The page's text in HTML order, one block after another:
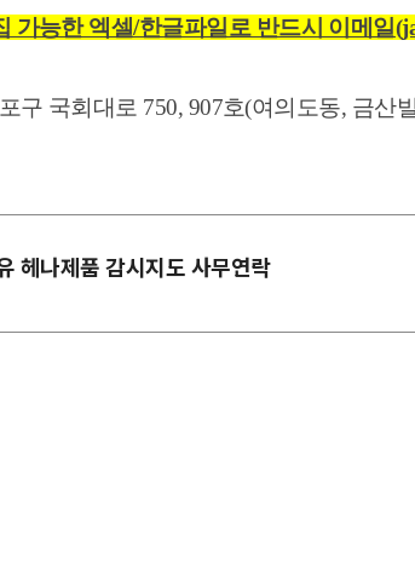
가능한 엑셀/한글파일로 반드시 이메일
구 국회대로 750, 907호(여의도동, 금산
헤나제품 감시지도 사무연락